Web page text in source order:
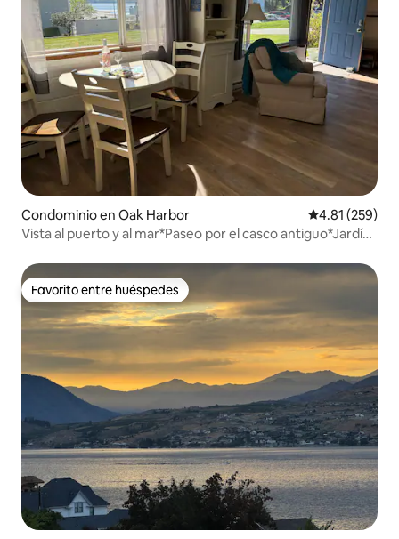
Condominio en Oak Harbor Calificación
4.81 (259)
Vista al puerto y al mar*Paseo por el casco antiguo*Jardín
Favorito entre huéspedes
Favorito entre huéspedes